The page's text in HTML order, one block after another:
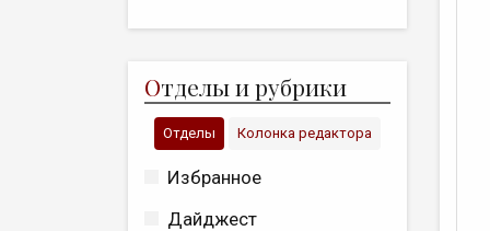
Отделы и рубрики
Отделы Колонка редактора
Избранное
Дайджест